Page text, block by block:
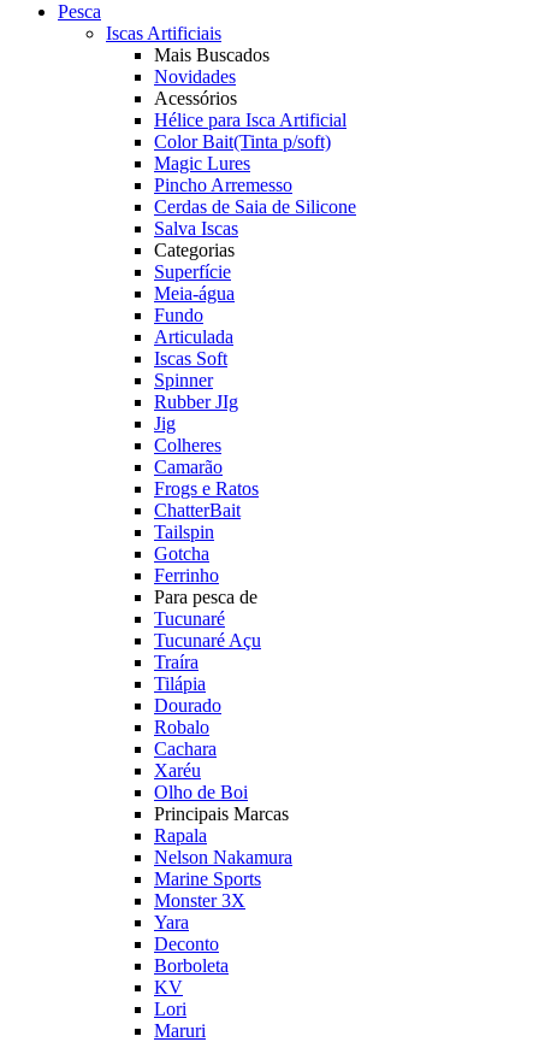
Pesca
Iscas Artificiais
Mais Buscados
Novidades
Acessórios
Hélice para Isca Artificial
Color Bait(Tinta p/soft)
Magic Lures
Pincho Arremesso
Cerdas de Saia de Silicone
Salva Iscas
Categorias
Superfície
Meia-água
Fundo
Articulada
Iscas Soft
Spinner
Rubber JIg
Jig
Colheres
Camarão
Frogs e Ratos
ChatterBait
Tailspin
Gotcha
Ferrinho
Para pesca de
Tucunaré
Tucunaré Açu
Traíra
Tilápia
Dourado
Robalo
Cachara
Xaréu
Olho de Boi
Principais Marcas
Rapala
Nelson Nakamura
Marine Sports
Monster 3X
Yara
Deconto
Borboleta
KV
Lori
Maruri